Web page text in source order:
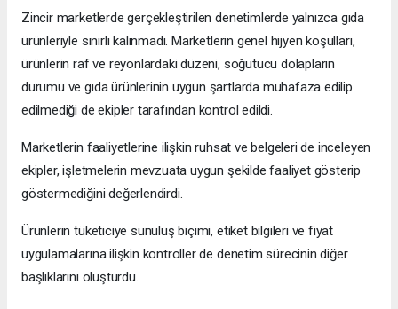
Zincir marketlerde gerçekleştirilen denetimlerde yalnızca gıda
ürünleriyle sınırlı kalınmadı. Marketlerin genel hijyen koşulları,
ürünlerin raf ve reyonlardaki düzeni, soğutucu dolapların
durumu ve gıda ürünlerinin uygun şartlarda muhafaza edilip
edilmediği de ekipler tarafından kontrol edildi.
Marketlerin faaliyetlerine ilişkin ruhsat ve belgeleri de inceleyen
ekipler, işletmelerin mevzuata uygun şekilde faaliyet gösterip
göstermediğini değerlendirdi.
Ürünlerin tüketiciye sunuluş biçimi, etiket bilgileri ve fiyat
uygulamalarına ilişkin kontroller de denetim sürecinin diğer
başlıklarını oluşturdu.